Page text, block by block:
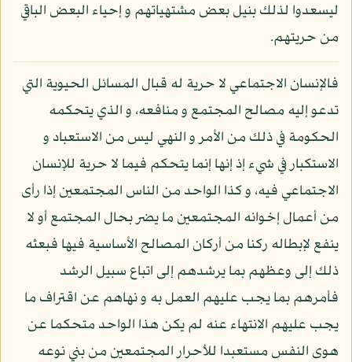
ليسعدوا لذلك بنيل بعض مشتهياتهم و إحياء البعض الباقي
من حريتهم.
فالإنسان الاجتماعي لا حرية له قبال المسائل الحيوية التي
تدعو إليه مصالح المجتمع و منافعه، و الذي يتحكمه
الحكومة في ذلك من الأمر و النهي ليس من الاستعباد و
الاستكبار في شيء إذ إنها إنما يتحكم فيما لا حرية للإنسان
الاجتماعي فيه، و كذا الواحد من الناس المجتمعين إذا رأى
من أعمال إخوانه المجتمعين ما يضر بحال المجتمع أو لا
ينفع لإبطاله ركنا من أركان المصالح الأساسية فيها فبعثه
ذلك إلى وعظهم بما يرشدهم إلى اتباع سبيل الرشد
فأمرهم بما يجب عليهم العمل به و نهاهم عن اقتراف ما
يجب عليهم الانتهاء عنه لم يكن هذا الواحد متحكما عن
هوى النفس مستعبدا للأحرار المجتمعين من بني نوعه